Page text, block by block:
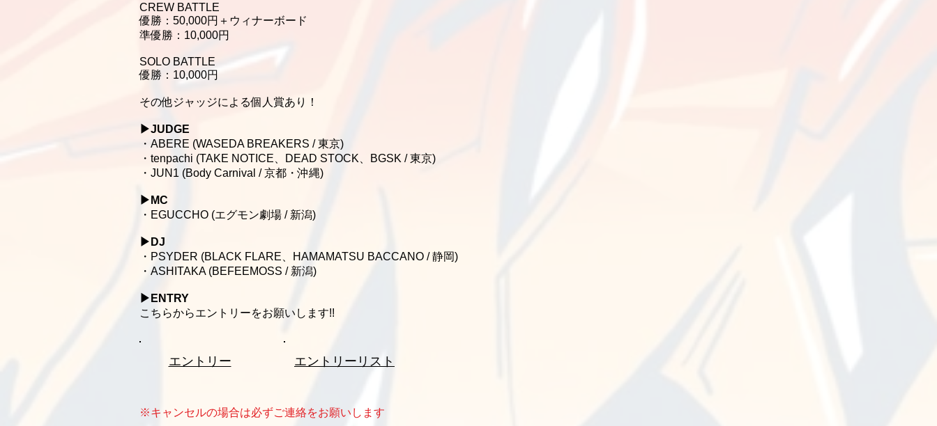
CREW BATTLE
優勝：50,000円＋ウィナーボード
準優勝：10,000円
SOLO BATTLE
優勝：10,000円
その他ジャッジによる個人賞あり！
▶︎JUDGE
・ABERE (WASEDA BREAKERS / 東京)
・tenpachi (TAKE NOTICE、DEAD STOCK、BGSK / 東京)
・JUN1 (Body Carnival / 京都・沖縄)
▶︎MC
・EGUCCHO (エグモン劇場 / 新潟)
▶︎DJ
・PSYDER (BLACK FLARE、HAMAMATSU BACCANO / 静岡)
・ASHITAKA (BEFEEMOSS / 新潟)
▶︎ENTRY
​こちらからエントリーをお願いします!!
エントリー ​エントリーリスト
※キャンセルの場合は必ずご連絡をお願いします